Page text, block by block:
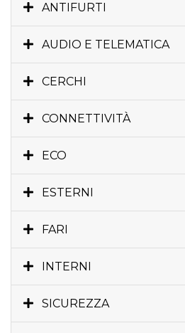
ANTIFURTI
AUDIO E TELEMATICA
CERCHI
CONNETTIVITÀ
ECO
ESTERNI
FARI
INTERNI
SICUREZZA